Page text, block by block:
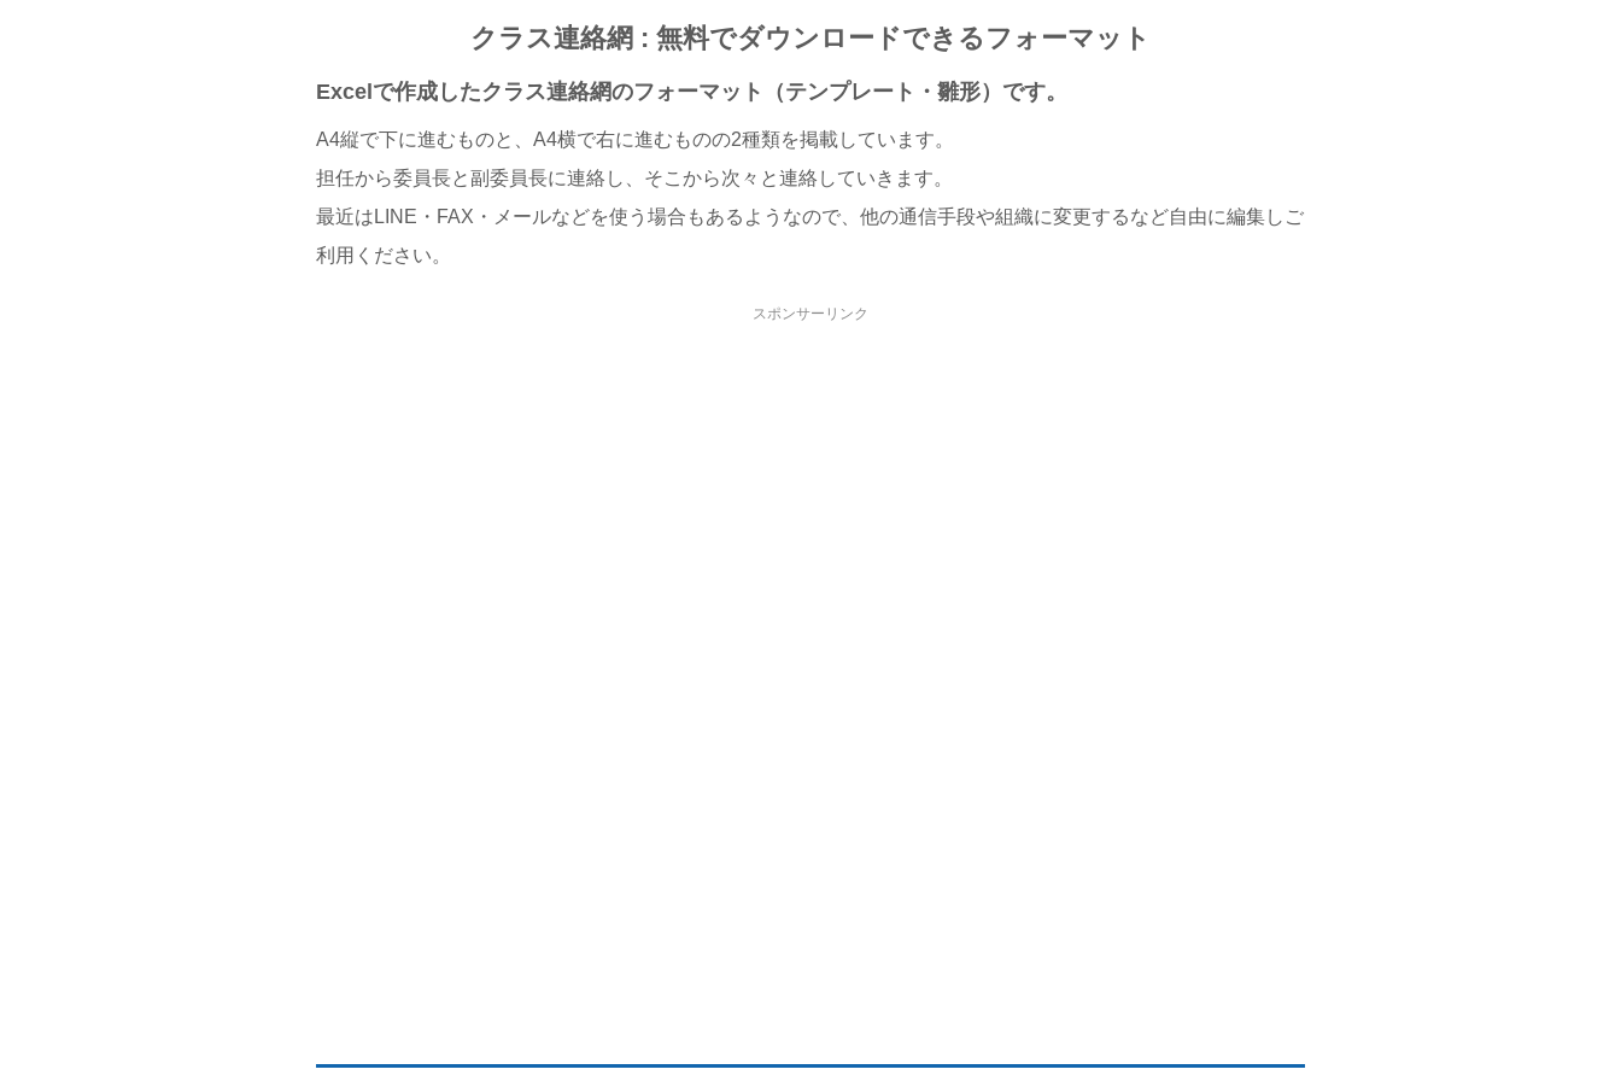
クラス連絡網 : 無料でダウンロードできるフォーマット
Excelで作成したクラス連絡網のフォーマット（テンプレート・雛形）です。
A4縦で下に進むものと、A4横で右に進むものの2種類を掲載しています。
担任から委員長と副委員長に連絡し、そこから次々と連絡していきます。
最近はLINE・FAX・メールなどを使う場合もあるようなので、他の通信手段や組織に変更するなど自由に編集しご
利用ください。
スポンサーリンク